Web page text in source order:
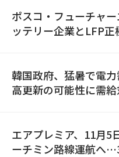
ポスコ・フューチャ
ッテリー企業とLFP正
韓国政府、猛暑で電
高更新の可能性に需
エアプレミア、11月5
ーチミン路線運航へ